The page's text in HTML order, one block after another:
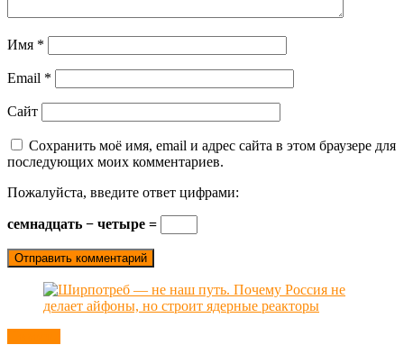
Имя *
Email *
Сайт
Сохранить моё имя, email и адрес сайта в этом браузере для
последующих моих комментариев.
Пожалуйста, введите ответ цифрами:
семнадцать − четыре =